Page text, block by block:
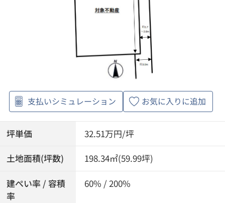
支払いシミュレーション お気に入りに追加
坪単価 32.51万円/坪
土地面積(坪数) 198.34㎡(59.99坪)
建ぺい率 / 容積
率
60% / 200%